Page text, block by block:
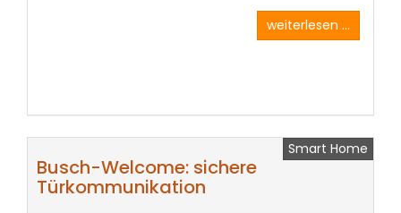
weiterlesen ...
Smart Home
Busch-Welcome: sichere
Türkommunikation